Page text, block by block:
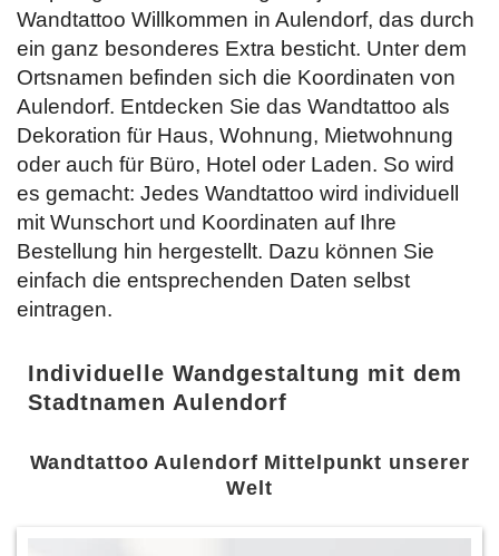
Wandtattoo Willkommen in Aulendorf, das durch
ein ganz besonderes Extra besticht. Unter dem
Ortsnamen befinden sich die Koordinaten von
Aulendorf. Entdecken Sie das Wandtattoo als
Dekoration für Haus, Wohnung, Mietwohnung
oder auch für Büro, Hotel oder Laden. So wird
es gemacht: Jedes Wandtattoo wird individuell
mit Wunschort und Koordinaten auf Ihre
Bestellung hin hergestellt. Dazu können Sie
einfach die entsprechenden Daten selbst
eintragen.
Individuelle Wandgestaltung mit dem
Stadtnamen Aulendorf
Wandtattoo Aulendorf Mittelpunkt unserer
Welt